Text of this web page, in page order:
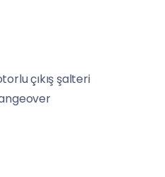
çıkış şalteri